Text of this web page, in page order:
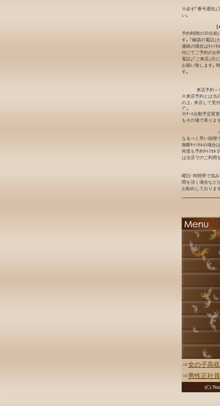
※必ず｢番号通知｣
い｡
予約時間の30分前
す｡ ｢確認の電話｣
連絡の場合はｷｬﾝｾ
付にてご予約のお
電話｣｢ご来店｣共
お願い致します｡
す｡
来店予約＜
※来店予約とは当
の上､ 来店して受
ﾌﾟ｡
※ﾅｰｽ出勤予定変
もその場で承りま
なるべく早い段階
無断ｷｬﾝｾﾙの場合
何度も予約ｷｬﾝｾﾙ
は当店でのご利用
曜日･時間帯で混
間を頂く場合など
お勧めしておりま
⇒女の子高
⇒男性正社
(C)